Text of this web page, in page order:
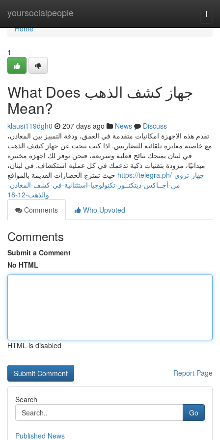
yoursocialpeople
Home
Home
1
What Does جهاز كشف الذهب
Mean?
klausi119dgh0 207 days ago News
Discuss
تقدم هذه الاجهزة امكانيات متقدمة في العمق، ودقة التمييز بين المعادن،
مع خاصية معايرة تلقائية للتضاريس. اذا كنت تبحث عن جهاز كشف الذهب
في لبنان يمنحك نتائج فعلية وسريعة، فنحن نوفر لك اجهزة مختبرة
ميدانيًا، مزودة بتقنيات ذكية تدعمك في كل عملية استكشاف. في لبنان،
https://telegra.ph/جهاز-تروي-
من-أجــاكس-ديتكتــور-تكنولوجيا-استثنائية-في-كشف-المعادن-
والذهب-12-18
Comments
Who Upvoted
Comments
Submit a Comment
No HTML
HTML is disabled
Report Page
Search
Go
Published News